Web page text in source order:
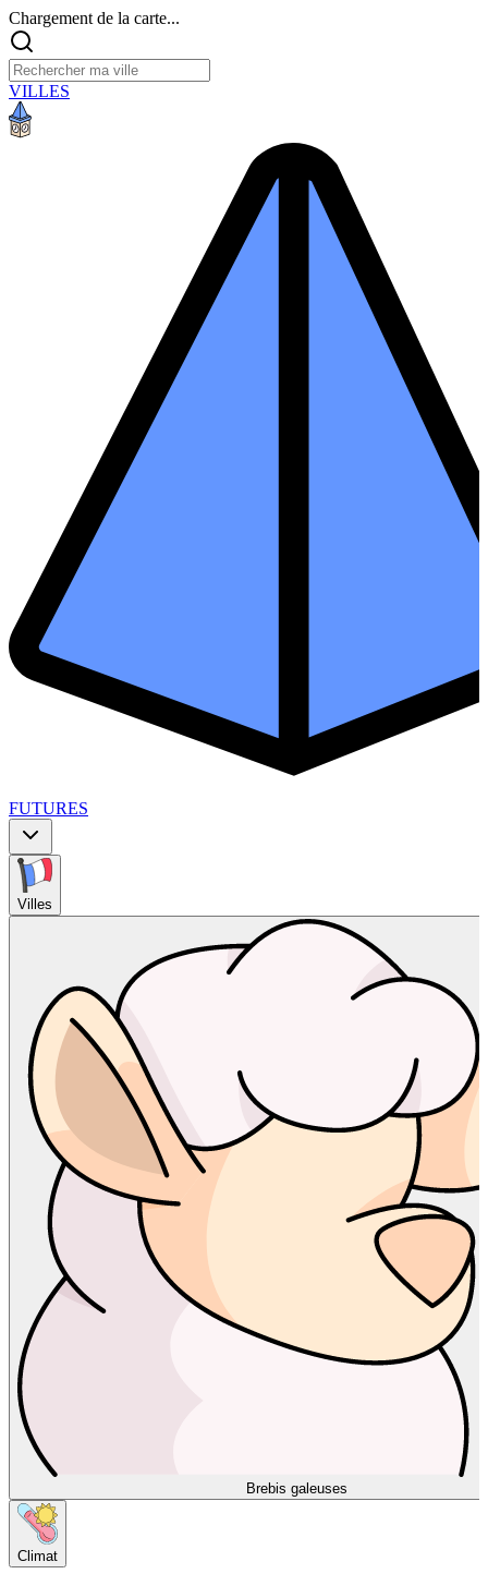
Chargement de la carte...
VILLES
FUTURES
Villes
Brebis galeuses
Climat